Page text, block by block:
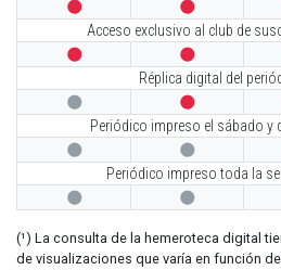
 
Acceso exclusivo al club de
 
Réplica digital del
 
Periódico impreso el sábado y
 
Periódico impreso toda la
 
(¹) La consulta de la hemeroteca digital
de visualizaciones que varía en función